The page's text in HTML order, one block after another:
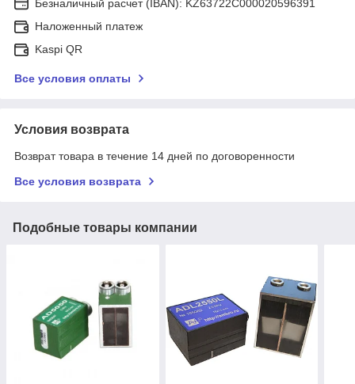
Безналичный расчет (IBAN): KZ63722C000020596391
Наложенный платеж
Kaspi QR
Все условия оплаты
Условия возврата
Возврат товара в течение 14 дней по договоренности
Все условия возврата
Подобные товары компании